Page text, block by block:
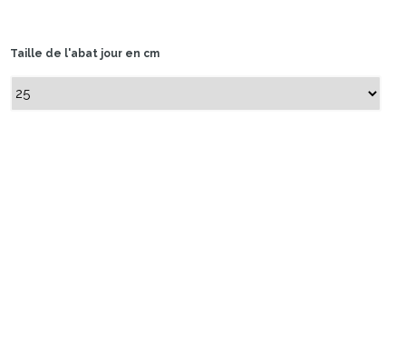
Taille de l'abat jour en cm